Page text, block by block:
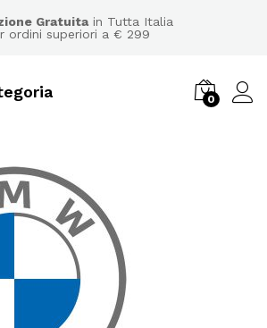
Gratuitain Tutta Italia
ordini superiori a € 299
0